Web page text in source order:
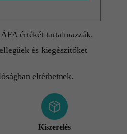
értékét tartalmazzák.
és kiegészítőket
eltérhetnek.
Kiszerelés